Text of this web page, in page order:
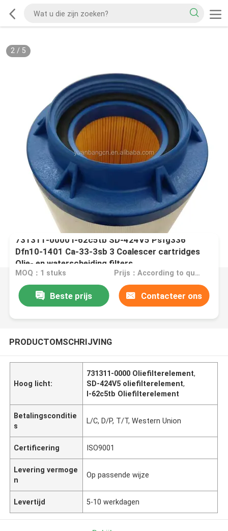
2/ 5
731311-0000 I-62c5tb SD-424V5 Psfg336
Dfn10-1401 Ca-33-3sb 3 Coalescer cartridges
Olie- en waterscheiding filters
MOQ：1 stuks Prijs：According to quantity
Beste prijs Contacteer ons
PRODUCTOMSCHRIJVING
Hoog licht:
731311-0000 Oliefilterelement,
SD-424V5 oliefilterelement,
I-62c5tb Oliefilterelement
Betalingsconditie
s
L/C, D/P, T/T, Western Union
Certificering ISO9001
Levering vermoge
n
Op passende wijze
Levertijd 5-10 werkdagen